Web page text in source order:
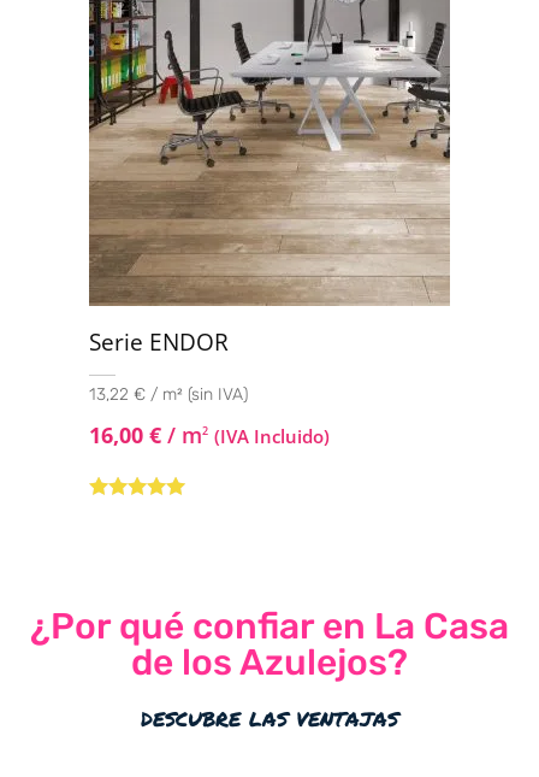
Serie ENDOR
13,22 € / m² (sin IVA)
16,00 € / m2 (IVA Incluido)
¿Por qué confiar en La Casa
de los Azulejos?
descubre las ventajas